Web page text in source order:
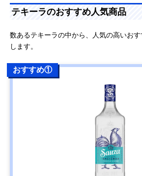
テキーラのおすすめ人気商品
数あるテキーラの中から、人気の高いお
します。
おすすめ①